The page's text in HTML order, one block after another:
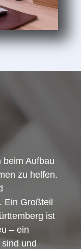
beim Aufbau
zu helfen.
Ein Großteil
ist
– ein
und